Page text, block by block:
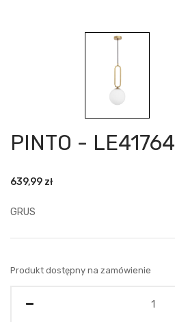
PINTO - LE41764
639,99 zł
GRUS
Produkt dostępny na zamówienie